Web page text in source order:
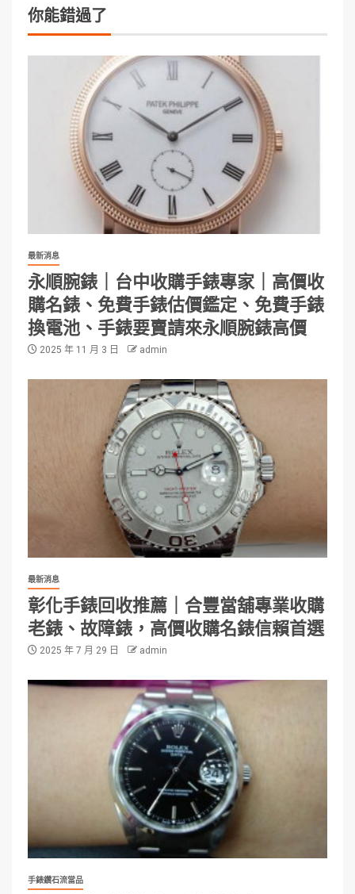
你能錯過了
最新消息
永順腕錶｜台中收購手錶專家｜高價收
購名錶、免費手錶估價鑑定、免費手錶
換電池、手錶要賣請來永順腕錶高價
2025 年 11 月 3 日 admin
最新消息
彰化手錶回收推薦｜合豐當舖專業收購
老錶、故障錶，高價收購名錶信賴首選
2025 年 7 月 29 日 admin
手錶鑽石流當品